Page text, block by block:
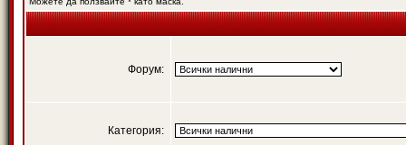
Форум:
Категория: